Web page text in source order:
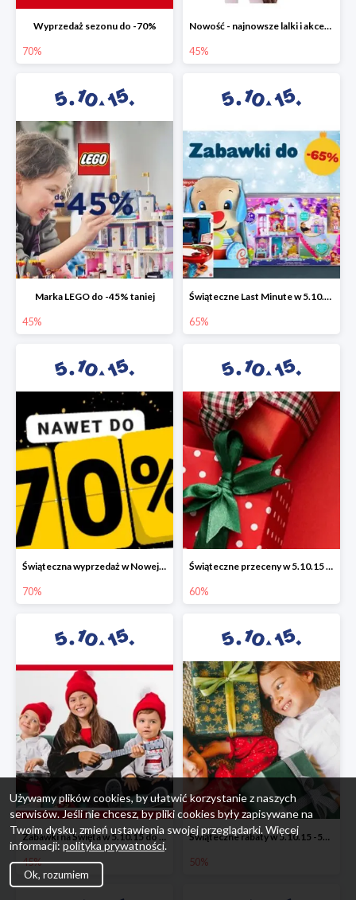
Wyprzedaż sezonu do -70%
70%
Nowość - najnowsze lalki i akcesoria L.O.L. w 5.10.15 do -45%
45%
Marka LEGO do -45% taniej
45%
Świąteczne Last Minute w 5.10.15 - zabawki do -65%
65%
Świąteczna wyprzedaż w Nowej Erze - National Geographic Learning -70%
70%
Świąteczne przeceny w 5.10.15 - wszystkie ubrania -60%
60%
Zabawki na Święta w 5.10.15 do -45%
45%
Świąteczne rabaty w 5.10.15 -50%
50%
Używamy plików cookies, by ułatwić korzystanie z naszych
serwisów. Jeśli nie chcesz, by pliki cookies były zapisywane na
Twoim dysku, zmień ustawienia swojej przeglądarki. Więcej
informacji: polityka prywatności.
Ok, rozumiem